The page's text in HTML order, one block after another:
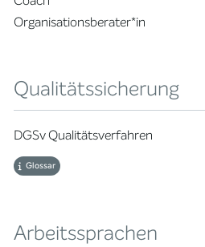
Organisationsberater*in
Qualitätssicherung
DGSv Qualitätsverfahren
Glossar
Arbeitssprachen